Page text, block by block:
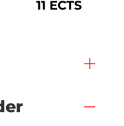
11 ECTS